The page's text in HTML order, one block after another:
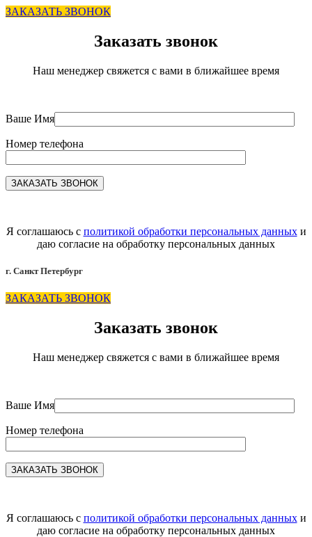
ЗАКАЗАТЬ ЗВОНОК
Заказать звонок
Наш менеджер свяжется с вами в ближайшее время
Ваше Имя
Номер телефона
Я соглашаюсь с политикой обработки персональных данныхи
даю согласие на обработку персональных данных
г. Санкт Петербург
ЗАКАЗАТЬ ЗВОНОК
Заказать звонок
Наш менеджер свяжется с вами в ближайшее время
Ваше Имя
Номер телефона
Я соглашаюсь с политикой обработки персональных данныхи
даю согласие на обработку персональных данных